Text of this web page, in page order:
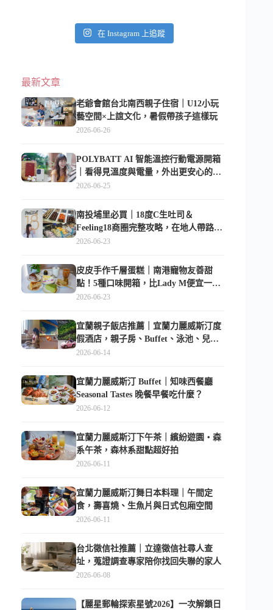
在 Instagram 上追蹤
最新文章
老爺會館台北南西親子住宿｜U12小玩
藝空間×上誼文化，暑假帶孩子這樣玩
2026-06-26
POLYBATT AI 智能溫控行動電源開箱
｜看得見溫度與電量，外出更安心的
10000mAh 行動電源
2026-06-25
南投埔里必買｜18度C生吐司＆
Feeling18商圈完整攻略，在地人帶路這
樣逛
2026-06-23
皮皮手作千層蛋糕｜南港寵物友善甜
點！5種口味開箱，比Lady M便宜一半
的台北隱藏版
2026-06-23
宜蘭親子飯店推薦｜宜蘭力麗威斯汀度
假酒店，親子房、Buffet、泳池、兒童
俱樂部超適合放電
2026-06-14
宜蘭力麗威斯汀 Buffet｜知味西餐廳
Seasonal Tastes 晚餐早餐吃什麼？
2026-06-12
宜蘭力麗威斯汀下午茶｜繽紛遊園・森
系午茶，森林系甜點超好拍
2026-06-11
宜蘭力麗威斯汀舞日本料理｜午間定
食，壽喜燒、生魚片與日式包廂空間
2026-06-11
台北徵信社推薦｜立達徵信社尋人查
址，蒐證調查專家陪你找回失聯的家人
2026-06-08
【麗星郵輪探索星號2026】一次解鎖日